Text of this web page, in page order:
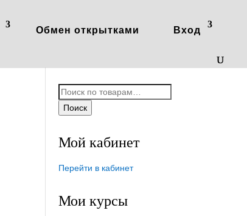
Обмен открытками Вход
Искать:
Поиск
Мой кабинет
Перейти в кабинет
Мои курсы